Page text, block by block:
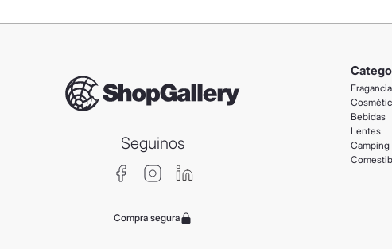
Seguinos
Compra segura
Bebidas
Lentes
Camping